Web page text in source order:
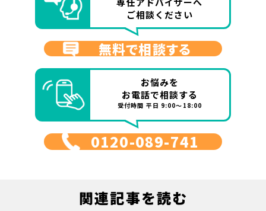
ご相談ください
無料で相談する
お悩みを
お電話で相談する
受付時間 平日 9:00～18:00
0120-089-741
関連記事を読む